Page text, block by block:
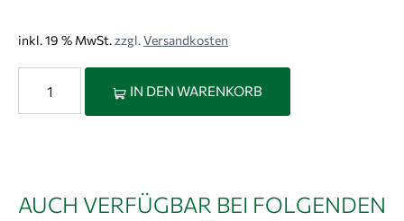
inkl. 19 % MwSt.zzgl.Versandkosten
IN DEN WARENKORB
AUCH VERFÜGBAR BEI FOLGENDEN